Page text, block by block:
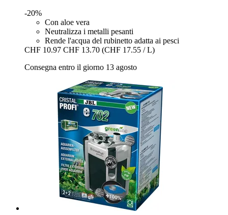
-20%
Con aloe vera
Neutralizza i metalli pesanti
Rende l'acqua del rubinetto adatta ai pesci
CHF 10.97 CHF 13.70 (CHF 17.55 / L)
Consegna entro il giorno 13 agosto